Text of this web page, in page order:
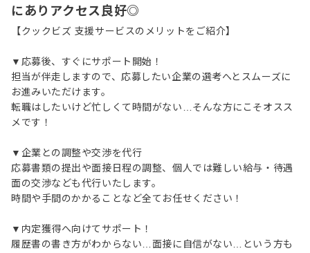
にありアクセス良好◎
【クックビズ 支援サービスのメリットをご紹介】
▼応募後、すぐにサポート開始！
担当が伴走しますので、応募したい企業の選考へとスムーズに
お進みいただけます。
転職はしたいけど忙しくて時間がない…そんな方にこそオスス
メです！
▼企業との調整や交渉を代行
応募書類の提出や面接日程の調整、個人では難しい給与・待遇
面の交渉なども代行いたします。
時間や手間のかかることなど全てお任せください！
▼内定獲得へ向けてサポート！
履歴書の書き方がわからない…面接に自信がない…という方も